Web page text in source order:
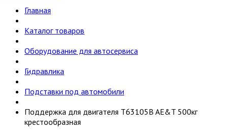
Главная
Каталог товаров
Оборудование для автосервиса
Гидравлика
Подставки под автомобили
Поддержка для двигателя T63105B AE&T 500кг
крестообразная